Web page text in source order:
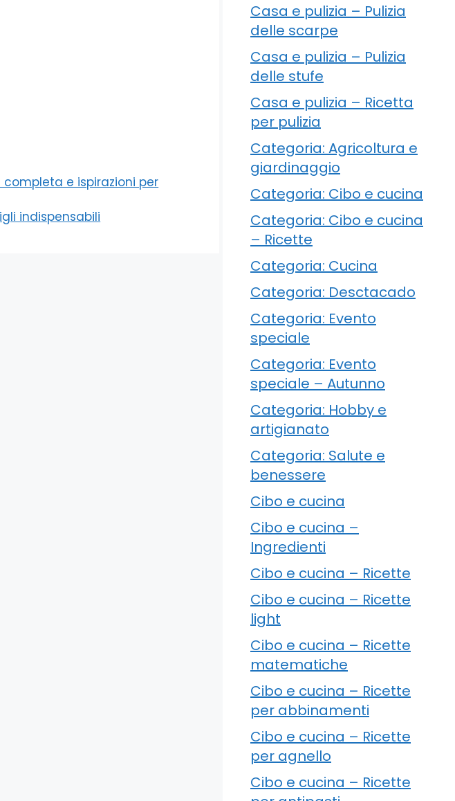
e ispirazioni per
indispensabili
Casa e pulizia – Pulizia
delle scarpe
Casa e pulizia – Pulizia
delle stufe
Casa e pulizia – Ricetta
per pulizia
Categoria: Agricoltura e
giardinaggio
Categoria: Cibo e cucina
Categoria: Cibo e cucina
– Ricette
Categoria: Cucina
Categoria: Desctacado
Categoria: Evento
speciale
Categoria: Evento
speciale – Autunno
Categoria: Hobby e
artigianato
Categoria: Salute e
benessere
Cibo e cucina
Cibo e cucina –
Ingredienti
Cibo e cucina – Ricette
Cibo e cucina – Ricette
light
Cibo e cucina – Ricette
matematiche
Cibo e cucina – Ricette
per abbinamenti
Cibo e cucina – Ricette
per agnello
Cibo e cucina – Ricette